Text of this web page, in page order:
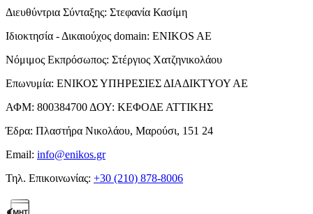
Διευθύντρια Σύνταξης: Στεφανία Κασίμη
Ιδιοκτησία - Δικαιούχος domain: ENIKOS AE
Νόμιμος Εκπρόσωπος: Στέργιος Χατζηνικολάου
Επωνυμία: ΕΝΙΚΟΣ ΥΠΗΡΕΣΙΕΣ ΔΙΑΔΙΚΤΥΟΥ ΑΕ
ΑΦΜ: 800384700 ΔΟΥ: ΚΕΦΟΔΕ ΑΤΤΙΚΗΣ
Έδρα: Πλαστήρα Νικολάου, Μαρούσι, 151 24
Email: info@enikos.gr
Τηλ. Επικοινωνίας: +30 (210) 878-8006